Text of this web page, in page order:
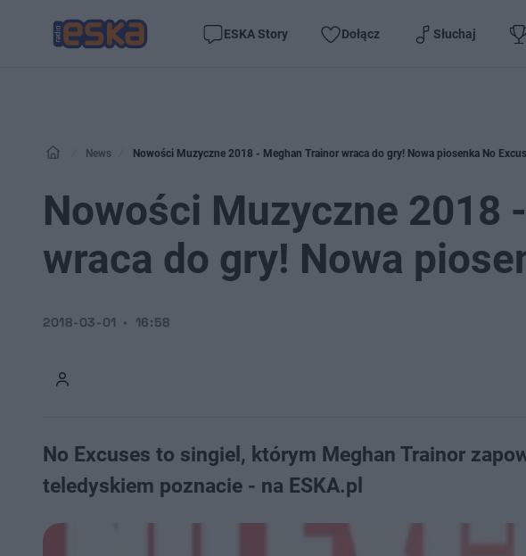
ESKA Story Dołącz Słuchaj
News Nowości Muzyczne 2018 - Meghan Trainor wraca do gry! Nowa piosenka No
Nowości Muzyczne 2018
wraca do gry! Nowa
2018-03-01 16:58
No Excuses to singiel, którym Meghan Trainor
teledyskiem poznacie - na ESKA.pl